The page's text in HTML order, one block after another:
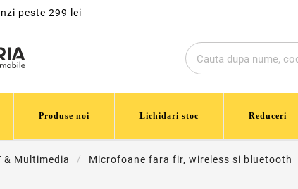
peste 299 lei
Produse noi Lichidari stoc Reduceri
& Multimedia Microfoane fara fir, wireless si bluetooth